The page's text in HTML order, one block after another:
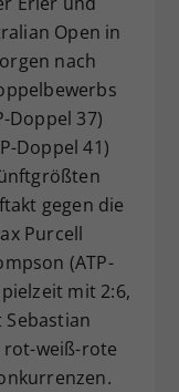
Open in
nach
Doppel 37)
Doppel 41)
gegen die
Purcell
(ATP-
mit 2:6,
rot-weiß-rote
Ihre Consent-
eine
die
Ihrer
falls der
eingestellt